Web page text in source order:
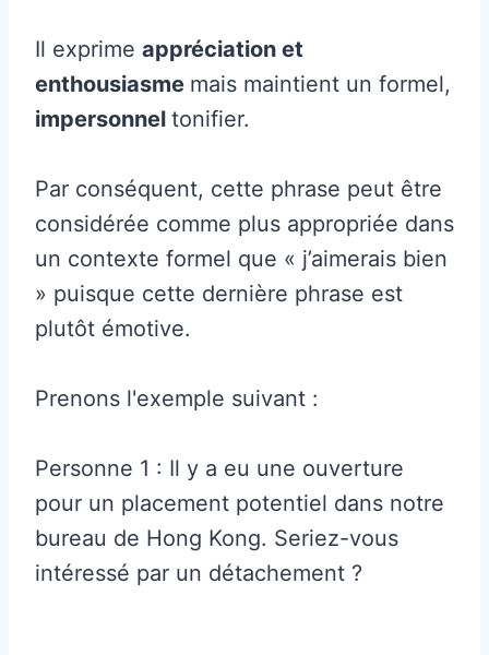
Il exprime appréciation et
enthousiasme mais maintient un formel,
impersonnel tonifier.
Par conséquent, cette phrase peut être
considérée comme plus appropriée dans
un contexte formel que « j’aimerais bien
» puisque cette dernière phrase est
plutôt émotive.
Prenons l'exemple suivant :
Personne 1 : Il y a eu une ouverture
pour un placement potentiel dans notre
bureau de Hong Kong. Seriez-vous
intéressé par un détachement ?